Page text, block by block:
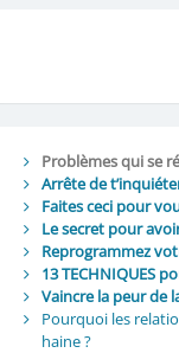
Problèmes qui se
Arrête de
Faites ceci pour
Le secret pour
Reprogrammez
13 TECHNIQUES
Vaincre la peur de
Pourquoi les
haine ?